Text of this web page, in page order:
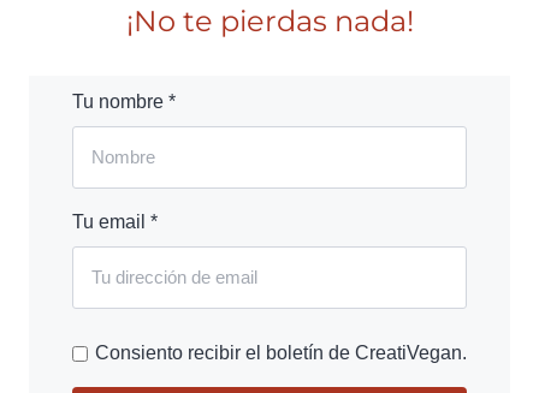
¡No te pierdas nada!
Tu nombre *
Tu email *
Consiento recibir el boletín de CreatiVegan.